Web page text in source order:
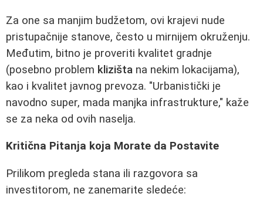
Za one sa manjim budžetom, ovi krajevi nude
pristupačnije stanove, često u mirnijem okruženju.
Međutim, bitno je proveriti kvalitet gradnje
(posebno problem klizišta na nekim lokacijama),
kao i kvalitet javnog prevoza. "Urbanistički je
navodno super, mada manjka infrastrukture," kaže
se za neka od ovih naselja.
Kritična Pitanja koja Morate da Postavite
Prilikom pregleda stana ili razgovora sa
investitorom, ne zanemarite sledeće: